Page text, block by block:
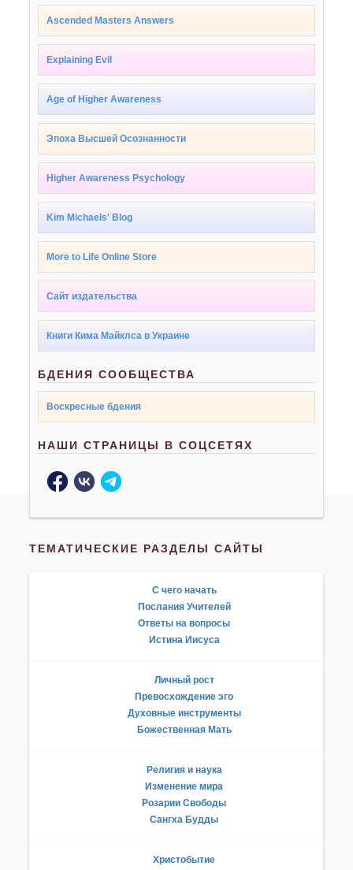
Ascended Masters Answers
Explaining Evil
Age of Higher Awareness
Эпоха Высшей Осознанности
Higher Awareness Psychology
Kim Michaels' Blog
More to Life Online Store
Сайт издательства
Книги Кима Майклса в Украине
БДЕНИЯ СООБЩЕСТВА
Воскресные бдения
НАШИ СТРАНИЦЫ В СОЦСЕТЯХ
ТЕМАТИЧЕСКИЕ РАЗДЕЛЫ САЙТЫ
С чего начать
Послания Учителей
Ответы на вопросы
Истина Иисуса
Личный рост
Превосхождение эго
Духовные инструменты
Божественная Мать
Религия и наука
Изменение мира
Розарии Свободы
Сангха Будды
Христобытие